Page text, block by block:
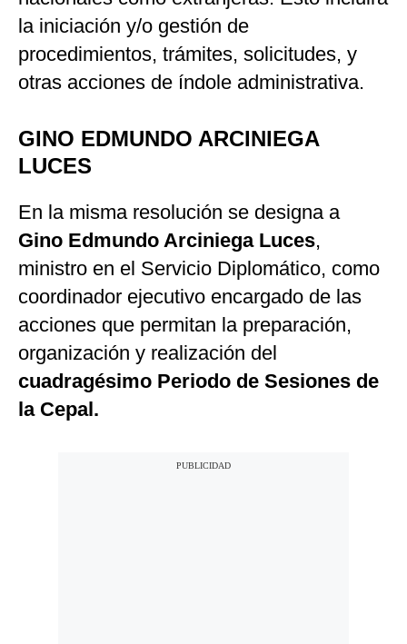
la iniciación y/o gestión de
procedimientos, trámites, solicitudes, y
otras acciones de índole administrativa.
GINO EDMUNDO ARCINIEGA
LUCES
En la misma resolución se designa a
Gino Edmundo Arciniega Luces,
ministro en el Servicio Diplomático, como
coordinador ejecutivo encargado de las
acciones que permitan la preparación,
organización y realización del
cuadragésimo Periodo de Sesiones de
la Cepal.